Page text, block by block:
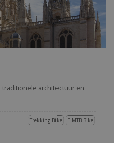
architectuur en
E MTB Bike
Trekking Bike